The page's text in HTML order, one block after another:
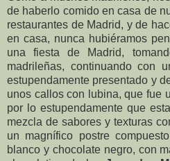
de haberlo comido en casa de
restaurantes de Madrid, y de
en casa, nunca hubiéramos
una fiesta de Madrid,
madrileñas, continuando con
estupendamente presentado y
unos callos con lubina, que fue
por lo estupendamente que
mezcla de sabores y texturas
un magnífico postre
blanco y chocolate negro, con